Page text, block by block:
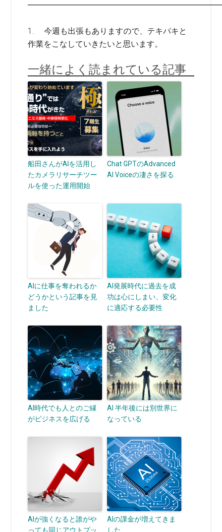
1. 今週も出張もありますので、テキパキと
作業をこなしていきたいと思います。
一緒によく読まれている記事
船田さんがAIを活用し
たカメラリサーチツー
ルを使った運用開始
Chat GPTのAdvanced
AI Voiceの凄さを探る
AIに仕事を奪われるか
どうかという記事を見
ました
AI発展時代に過去を成
功は心にしまい、変化
に適応する必要性
AI時代でも人とのご縁
がビジネスを広げる
AI 半年後には別世界に
なっている
AIが強くなると誰がや
っても同じアウトプッ
AIの課金が増えてきま
した